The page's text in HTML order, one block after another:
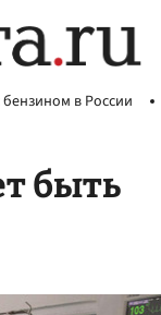
в России
быть